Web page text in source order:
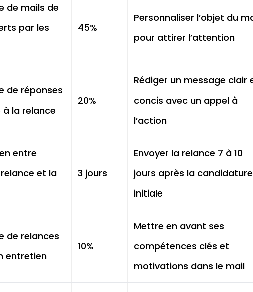
de mails de
par les
45%
Personnaliser l’objet du
pour attirer l’attention
de réponses
la relance
20%
Rédiger un message clair
concis avec un appel à
l’action
entre
relance et la
3 jours
Envoyer la relance 7 à 10
jours après la candidature
initiale
de relances
entretien
10%
Mettre en avant ses
compétences clés et
motivations dans le mail